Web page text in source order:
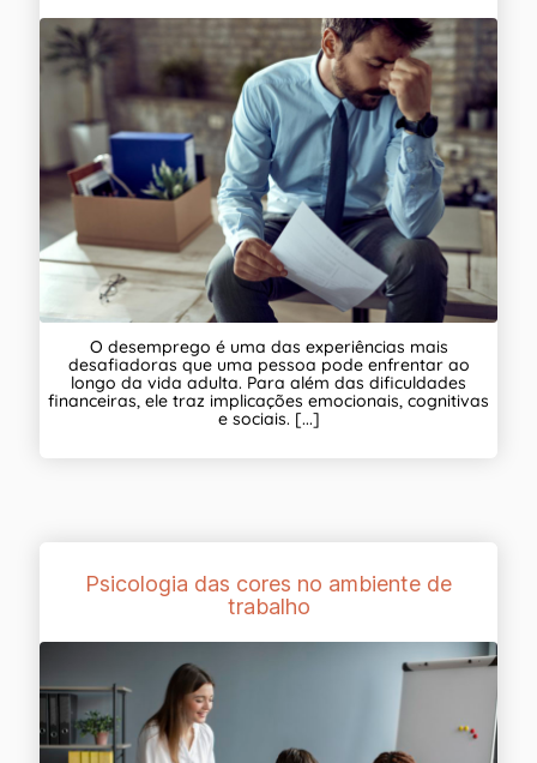
O desemprego é uma das experiências mais
desafiadoras que uma pessoa pode enfrentar ao
longo da vida adulta. Para além das dificuldades
financeiras, ele traz implicações emocionais, cognitivas
e sociais. [...]
Psicologia das cores no ambiente de
trabalho